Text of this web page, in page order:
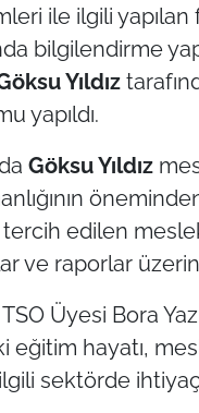
ile ilgili
bilgilendirme
Yıldız
yapıldı.
Göksu Yıldız
tercih edilen
ve raporlar
Üyesi Bora
eğitim hayatı,
sektörde